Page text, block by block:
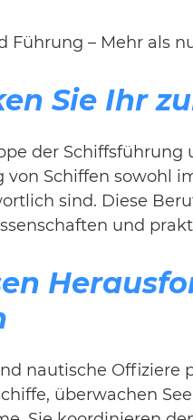
Führung – Mehr als
Sie Ihr
der Schiffsführung
von Schiffen sowohl
sind. Diese
und
nautische Offiziere
überwachen